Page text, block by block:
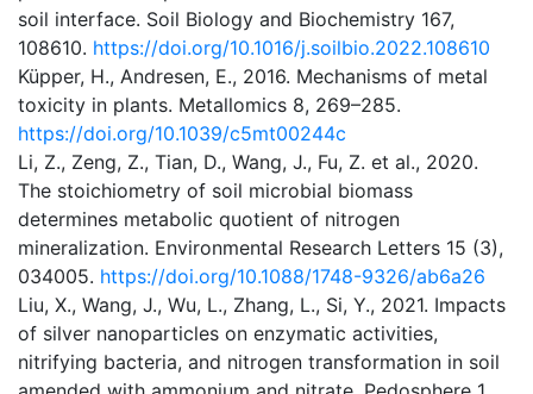
soil interface. Soil Biology and Biochemistry 167,
108610. https://doi.org/10.1016/j.soilbio.2022.108610
Küpper, H., Andresen, E., 2016. Mechanisms of metal
toxicity in plants. Metallomics 8, 269–285.
https://doi.org/10.1039/c5mt00244c
Li, Z., Zeng, Z., Tian, D., Wang, J., Fu, Z. et al., 2020.
The stoichiometry of soil microbial biomass
determines metabolic quotient of nitrogen
mineralization. Environmental Research Letters 15 (3),
034005. https://doi.org/10.1088/1748-9326/ab6a26
Liu, X., Wang, J., Wu, L., Zhang, L., Si, Y., 2021. Impacts
of silver nanoparticles on enzymatic activities,
nitrifying bacteria, and nitrogen transformation in soil